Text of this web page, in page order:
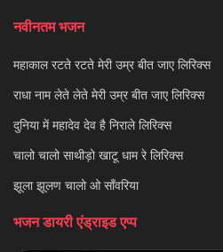
नवीनतम भजन
महाकाल रटते रटते मेरी उम्र बीत जाए लिरिक्स
राधा नाम लेते लेते मेरी उम्र बीत जाए लिरिक्स
दुनिया में महादेव देव है निराले लिरिक्स
चालो चालो साथीड़ो खाटू धाम रे लिरिक्स
झूला झूलण चालो ओ साँवरिया
भजन डायरी एंड्राइड एप्प